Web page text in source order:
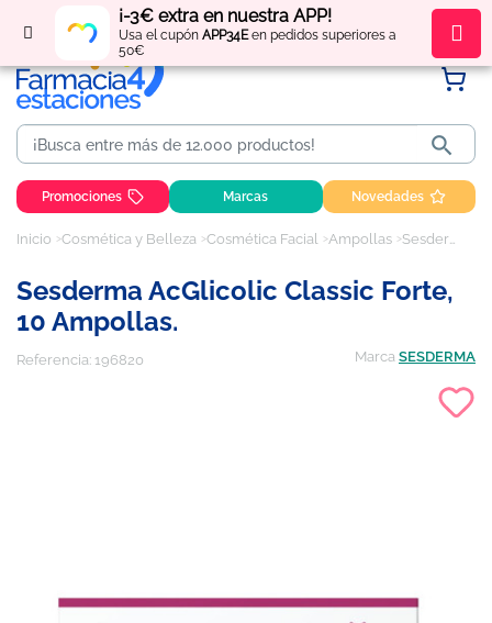
¡-3€ extra en nuestra APP!
Usa el cupón APP34Een pedidos superiores a
50€
Regístratey obténpuntos por tus compras

Promociones Marcas Novedades
Inicio Cosmética y Belleza Cosmética Facial Ampollas Sesderma AcGlicolic Classic Forte, 10 Ampollas.
Sesderma AcGlicolic Classic Forte,
10 Ampollas.
Referencia: 196820 Marca SESDERMA